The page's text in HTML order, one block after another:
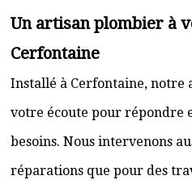
Un artisan plombier à
Cerfontaine
Installé à Cerfontaine, notre
votre écoute pour répondre
besoins. Nous intervenons
réparations que pour des